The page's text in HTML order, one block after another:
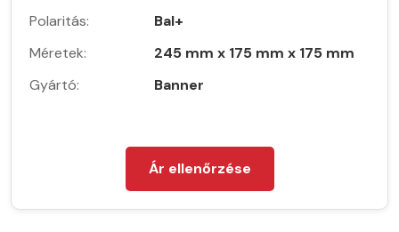
Polaritás:
Bal+
Méretek:
245 mm x 175 mm x 175 mm
Gyártó:
Banner
Ár ellenőrzése